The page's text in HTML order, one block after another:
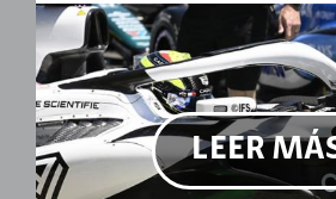
LEER